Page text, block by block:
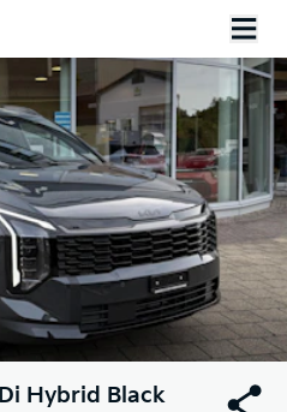
Hybrid Black